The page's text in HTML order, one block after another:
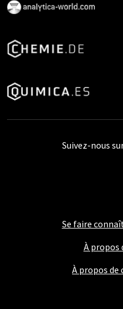
Se faire
À propos
À propos de
Suivez-nous